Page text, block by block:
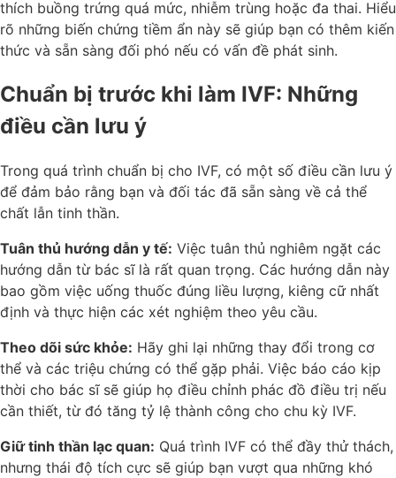
thích buồng trứng quá mức, nhiễm trùng hoặc đa thai. Hiểu
rõ những biến chứng tiềm ẩn này sẽ giúp bạn có thêm kiến
thức và sẵn sàng đối phó nếu có vấn đề phát sinh.
Chuẩn bị trước khi làm IVF: Những
điều cần lưu ý
Trong quá trình chuẩn bị cho IVF, có một số điều cần lưu ý
để đảm bảo rằng bạn và đối tác đã sẵn sàng về cả thể
chất lẫn tinh thần.
Tuân thủ hướng dẫn y tế: Việc tuân thủ nghiêm ngặt các
hướng dẫn từ bác sĩ là rất quan trọng. Các hướng dẫn này
bao gồm việc uống thuốc đúng liều lượng, kiêng cữ nhất
định và thực hiện các xét nghiệm theo yêu cầu.
Theo dõi sức khỏe: Hãy ghi lại những thay đổi trong cơ
thể và các triệu chứng có thể gặp phải. Việc báo cáo kịp
thời cho bác sĩ sẽ giúp họ điều chỉnh phác đồ điều trị nếu
cần thiết, từ đó tăng tỷ lệ thành công cho chu kỳ IVF.
Giữ tinh thần lạc quan: Quá trình IVF có thể đầy thử thách,
nhưng thái độ tích cực sẽ giúp bạn vượt qua những khó